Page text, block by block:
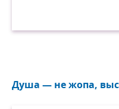
Душа — не жопа,